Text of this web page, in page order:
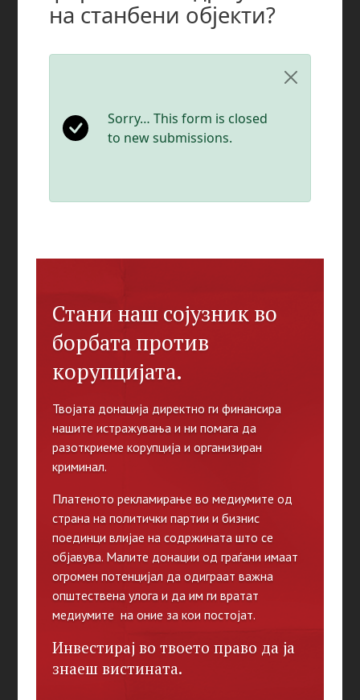
Стани наш сојузник во
борбата против
корупцијата.
Твојата донација директно ги финансира
нашите истражувања и ни помага да
разоткриеме корупција и организиран
криминал.
Платеното рекламирање во медиумите од
страна на политички партии и бизнис
поединци влијае на содржината што се
објавува. Малите донации од граѓани имаат
огромен потенцијал да одиграат важна
општествена улога и да им ги вратат
медиумите на оние за кои постојат.
Инвестирај во твоето право да ја
знаеш вистината.